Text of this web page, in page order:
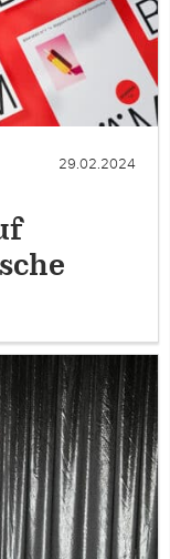
29.02.2024